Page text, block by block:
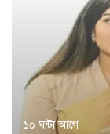
১০ ঘন্টা আগে